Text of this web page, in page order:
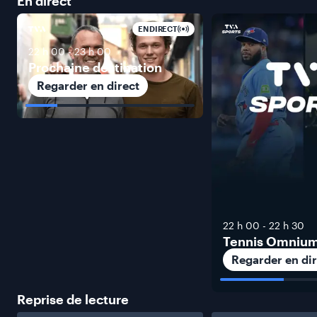
EN DIRECT
22 h 00- 23 h 00
Prochaine destination
Regarder en direct
22 h 00 - 22 h 30
Tennis
Regarder en
Reprise de lecture